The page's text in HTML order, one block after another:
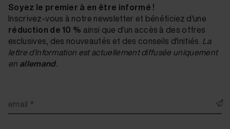
Soyez le premier à en être informé !
Inscrivez-vous à notre newsletter et bénéficiez d'une
réduction de 10 % ainsi que d'un accès à des offres
exclusives, des nouveautés et des conseils d'initiés. La
lettre d'information est actuellement diffusée uniquement
en allemand.
email *